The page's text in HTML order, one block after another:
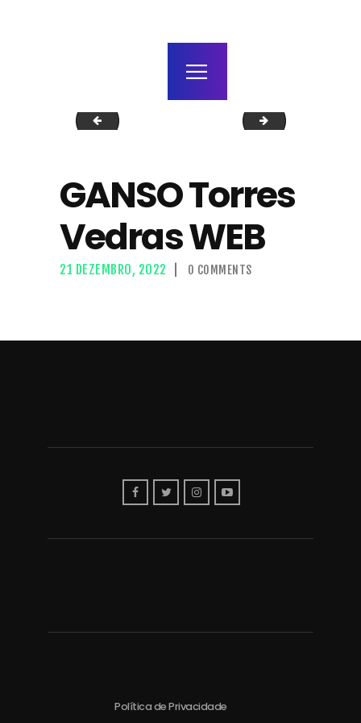
agenda / bilhetes
alugar
mais
mirror people
GANSO Torres
Vedras WEB
21 DEZEMBRO, 2022 0 COMMENTS
Política de Privacidade